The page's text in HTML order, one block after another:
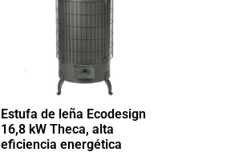
Estufa de leña Ecodesign
16,8 kW Theca, alta
eficiencia energética